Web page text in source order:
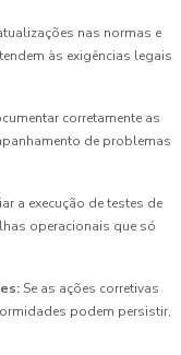
nas normas e
às exigências legais
corretamente as
de problemas
a execução de testes de
operacionais que só
Se as ações corretivas
podem persistir,